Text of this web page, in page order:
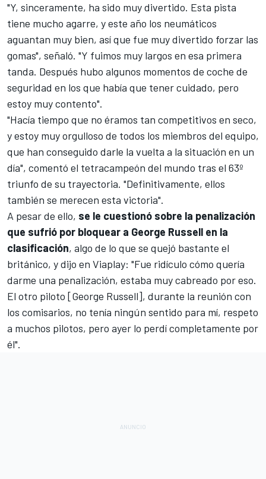
"Y, sinceramente, ha sido muy divertido. Esta pista
tiene mucho agarre, y este año los neumáticos
aguantan muy bien, así que fue muy divertido forzar las
gomas", señaló. "Y fuimos muy largos en esa primera
tanda. Después hubo algunos momentos de coche de
seguridad en los que había que tener cuidado, pero
estoy muy contento".
"Hacía tiempo que no éramos tan competitivos en seco,
y estoy muy orgulloso de todos los miembros del equipo,
que han conseguido darle la vuelta a la situación en un
día", comentó el tetracampeón del mundo tras el 63º
triunfo de su trayectoria. "Definitivamente, ellos
también se merecen esta victoria".
A pesar de ello, se le cuestionó sobre la penalización
que sufrió por bloquear a George Russell en la
clasificación, algo de lo que se quejó bastante el
británico, y dijo en Viaplay: "Fue ridículo cómo quería
darme una penalización, estaba muy cabreado por eso.
El otro piloto [George Russell], durante la reunión con
los comisarios, no tenía ningún sentido para mí, respeto
a muchos pilotos, pero ayer lo perdí completamente por
él".